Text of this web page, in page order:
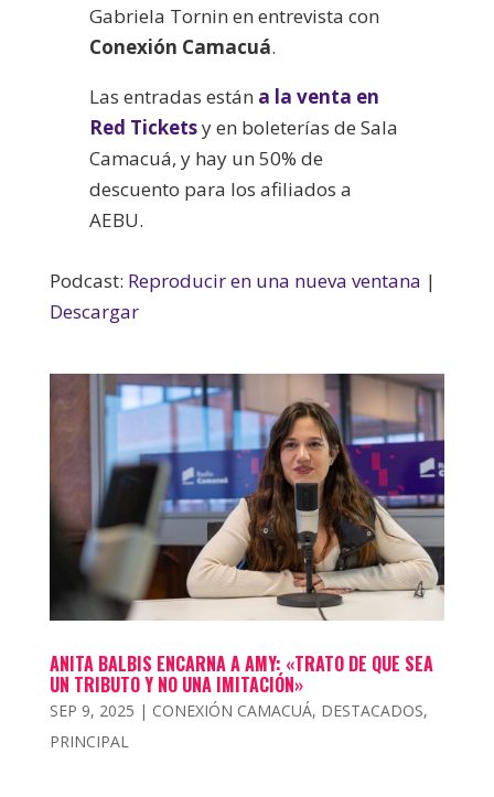
Gabriela Tornin en entrevista con
Conexión Camacuá.
Las entradas están a la venta en
Red Ticketsy en boleterías de Sala
Camacuá, y hay un 50% de
descuento para los afiliados a
AEBU.
Podcast: Reproducir en una nueva ventana |
Descargar
ANITA BALBIS ENCARNA A AMY: «TRATO DE QUE SEA
UN TRIBUTO Y NO UNA IMITACIÓN»
SEP 9, 2025 | CONEXIÓN CAMACUÁ, DESTACADOS,
PRINCIPAL